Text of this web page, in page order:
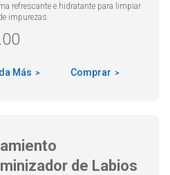
refrescante e hidratante para limpiar
impurezas.
Más Comprar
de Labios